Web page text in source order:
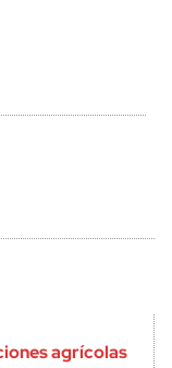
agrícolas